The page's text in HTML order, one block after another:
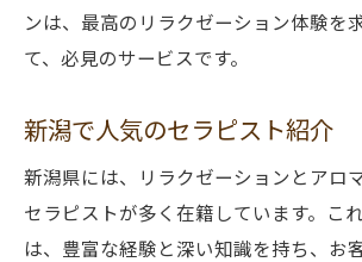
ンは、最高のリラクゼーション体験を
て、必見のサービスです。
新潟で人気のセラピスト紹介
新潟県には、リラクゼーションとアロ
セラピストが多く在籍しています。こ
は、豊富な経験と深い知識を持ち、お